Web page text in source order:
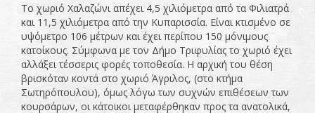
Το χωριό Χαλαζώνι απέχει 4,5 χιλιόμετρα από τα Φιλιατρά
και 11,5 χιλιόμετρα από την Κυπαρισσία. Είναι κτισμένο σε
υψόμετρο 106 μέτρων και έχει περίπου 150 μόνιμους
κατοίκους. Σύμφωνα με τον Δήμο Τριφυλίας το χωριό έχει
αλλάξει τέσσερις φορές τοποθεσία. Η αρχική του θέση
βρισκόταν κοντά στο χωριό Άγριλος, (στο κτήμα
Σωτηρόπουλου), όμως λόγω των συχνών επιθέσεων των
κουρσάρων, οι κάτοικοι μεταφέρθηκαν προς τα ανατολικά,